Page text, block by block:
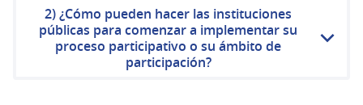
2) ¿Cómo pueden hacer las instituciones
públicas para comenzar a implementar su
proceso participativo o su ámbito de
participación?